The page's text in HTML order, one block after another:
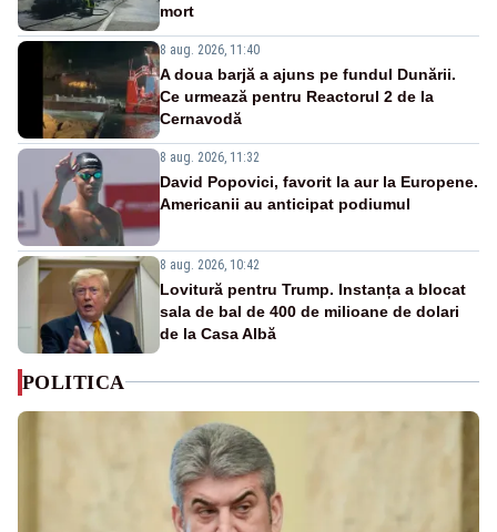
mort
8 aug. 2026, 11:40
A doua barjă a ajuns pe fundul Dunării.
Ce urmează pentru Reactorul 2 de la
Cernavodă
8 aug. 2026, 11:32
David Popovici, favorit la aur la Europene.
Americanii au anticipat podiumul
8 aug. 2026, 10:42
Lovitură pentru Trump. Instanța a blocat
sala de bal de 400 de milioane de dolari
de la Casa Albă
POLITICA